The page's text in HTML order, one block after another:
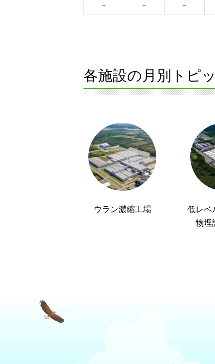
各施設の月別トピ
ウラン濃縮工場
低レベ
物埋